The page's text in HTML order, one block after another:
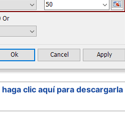
haga clic aquí para descargarla